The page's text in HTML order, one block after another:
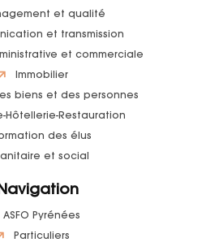
et qualité
et transmission
et commerciale
Immobilier
biens et des personnes
Hôtellerie-Restauration
des élus
et social
ASFO Pyrénées
Particuliers